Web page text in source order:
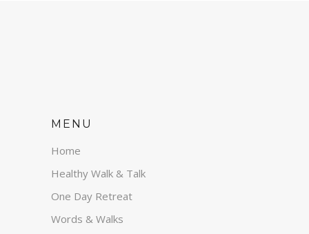
MENU
Home
Healthy Walk & Talk
One Day Retreat
Words & Walks